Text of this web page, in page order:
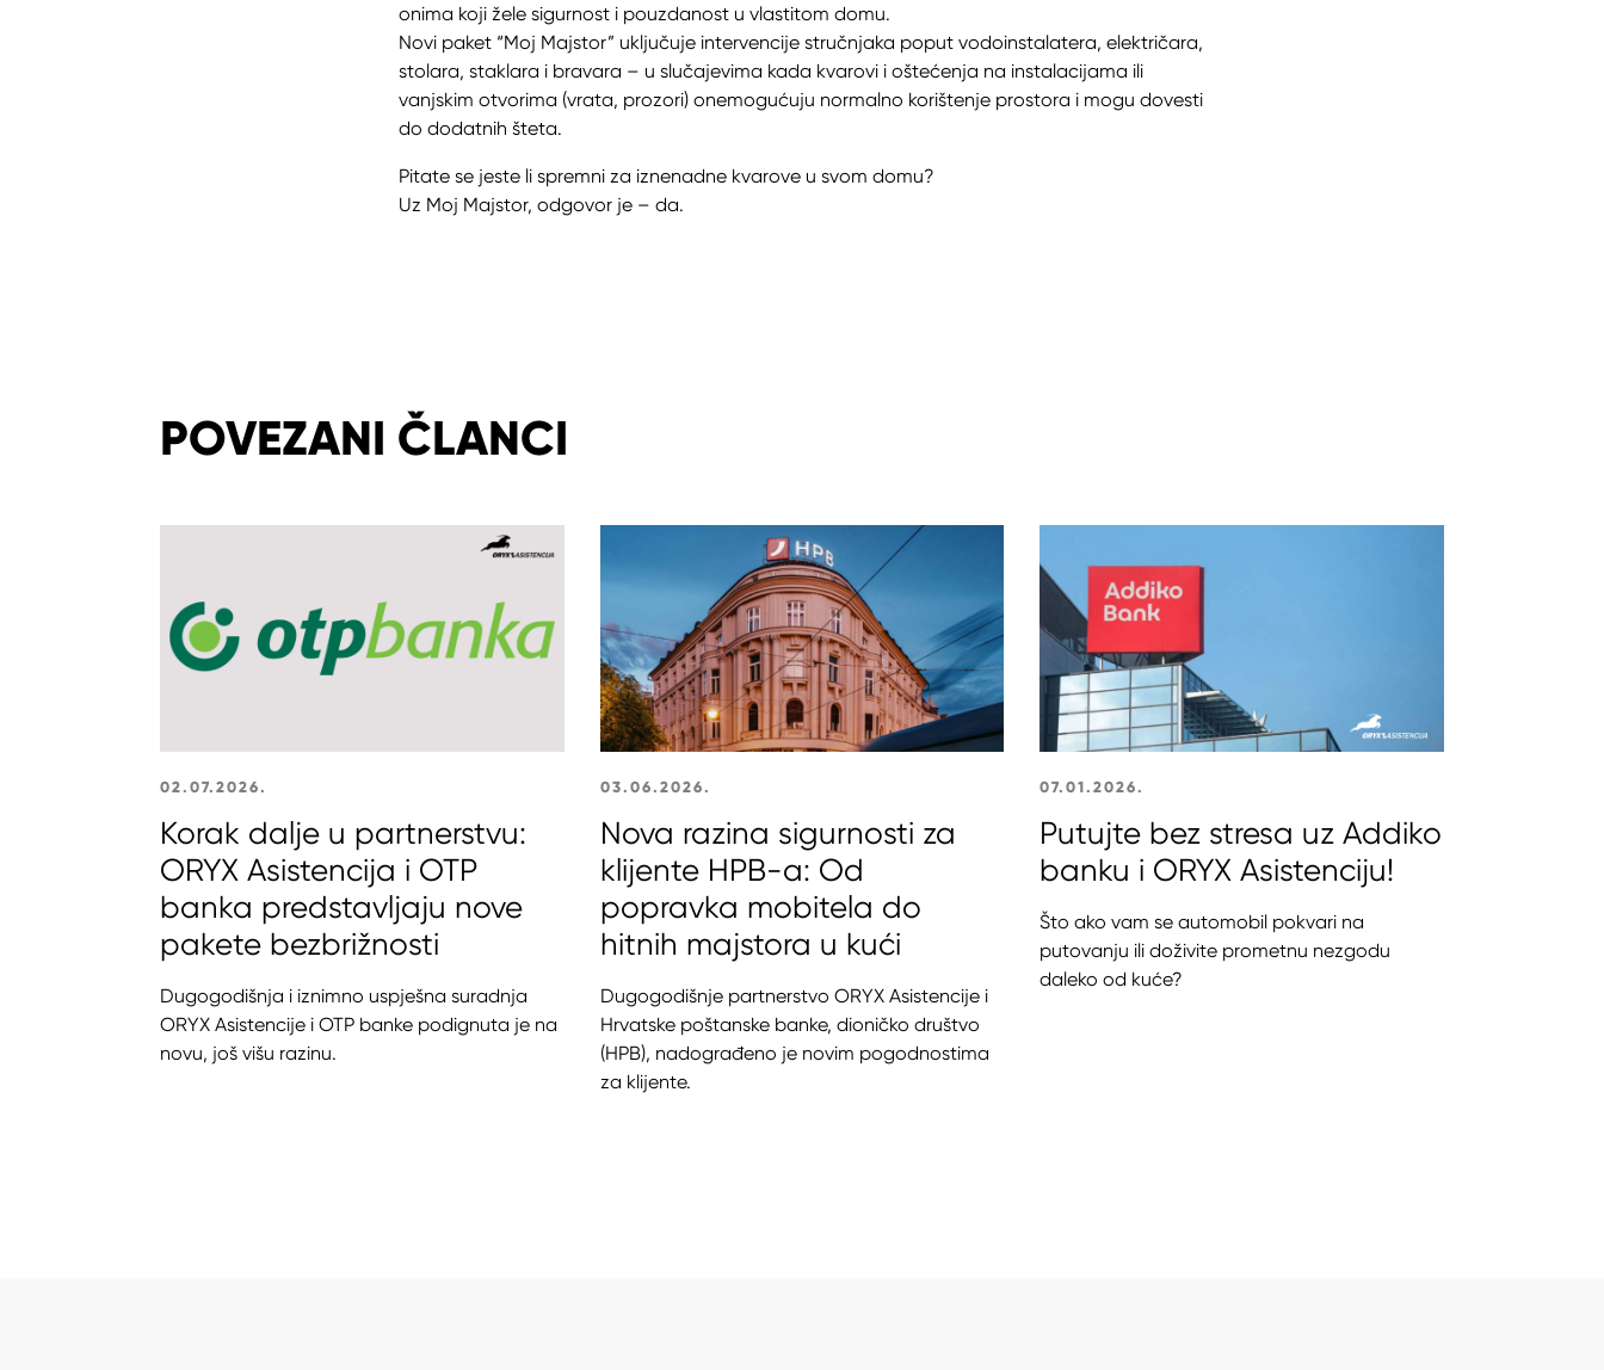
onima koji žele sigurnost i pouzdanost u vlastitom domu.
Novi paket “Moj Majstor” uključuje intervencije stručnjaka poput vodoinstalatera, električara,
stolara, staklara i bravara – u slučajevima kada kvarovi i oštećenja na instalacijama ili
vanjskim otvorima (vrata, prozori) onemogućuju normalno korištenje prostora i mogu dovesti
do dodatnih šteta.
Pitate se jeste li spremni za iznenadne kvarove u svom domu?
Uz Moj Majstor, odgovor je – da.
POVEZANI ČLANCI
02.07.2026.
Korak dalje u partnerstvu:
ORYX Asistencija i OTP
banka predstavljaju nove
pakete bezbrižnosti
Dugogodišnja i iznimno uspješna suradnja
ORYX Asistencije i OTP banke podignuta je na
novu, još višu razinu.
03.06.2026.
Nova razina sigurnosti za
klijente HPB-a: Od
popravka mobitela do
hitnih majstora u kući
Dugogodišnje partnerstvo ORYX Asistencije i
Hrvatske poštanske banke, dioničko društvo
(HPB), nadograđeno je novim pogodnostima
za klijente.
07.01.2026.
Putujte bez stresa uz Addiko
banku i ORYX Asistenciju!
Što ako vam se automobil pokvari na
putovanju ili doživite prometnu nezgodu
daleko od kuće?